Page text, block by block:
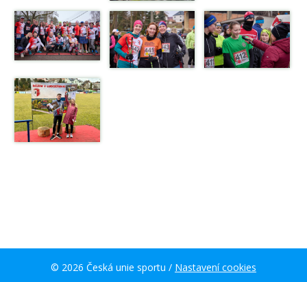
© 2026 Česká unie sportu / Nastavení cookies